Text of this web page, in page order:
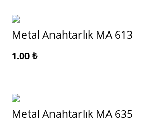
Metal Anahtarlık MA 613
1.00 ₺
Metal Anahtarlık MA 635